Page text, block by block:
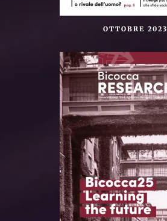
OTTOBRE 2023